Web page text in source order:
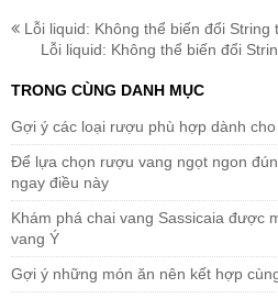
Lỗi liquid: Không thể biến đổi String
Lỗi liquid: Không thể biến đổi
TRONG CÙNG DANH MỤC
Gợi ý các loại rượu phù hợp dành
Để lựa chọn rượu vang ngọt ngon
ngay điều này
Khám phá chai vang Sassicaia được
vang Ý
Gợi ý những món ăn nên kết hợp